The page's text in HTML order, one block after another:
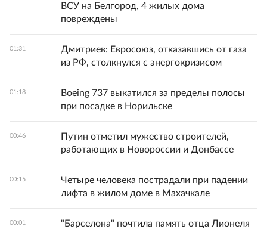
ВСУ на Белгород, 4 жилых дома
повреждены
01:31
Дмитриев: Евросоюз, отказавшись от газа
из РФ, столкнулся с энергокризисом
01:18
Boeing 737 выкатился за пределы полосы
при посадке в Норильске
00:46
Путин отметил мужество строителей,
работающих в Новороссии и Донбассе
00:15
Четыре человека пострадали при падении
лифта в жилом доме в Махачкале
00:01
"Барселона" почтила память отца Лионеля